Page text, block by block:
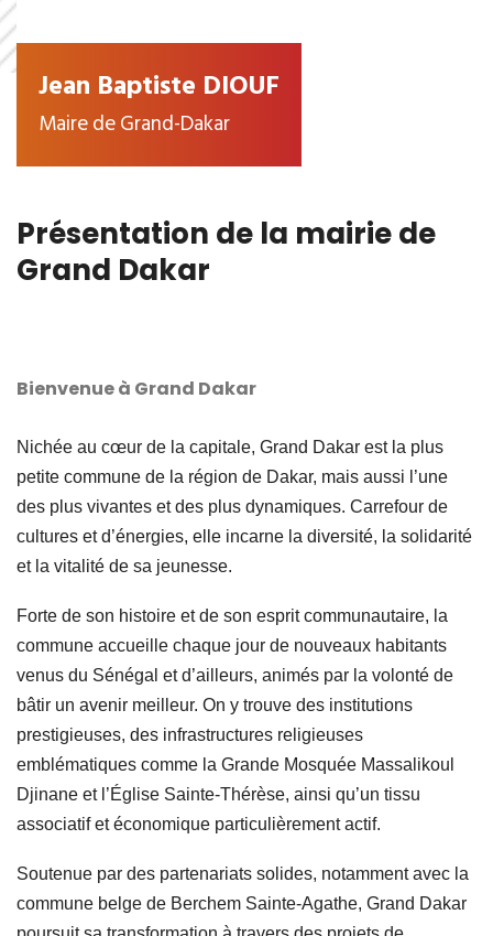
Jean Baptiste DIOUF
Maire de Grand-Dakar
Présentation de la mairie de
Grand Dakar
Bienvenue à Grand Dakar
Nichée au cœur de la capitale, Grand Dakar est la plus
petite commune de la région de Dakar, mais aussi l’une
des plus vivantes et des plus dynamiques. Carrefour de
cultures et d’énergies, elle incarne la diversité, la solidarité
et la vitalité de sa jeunesse.
Forte de son histoire et de son esprit communautaire, la
commune accueille chaque jour de nouveaux habitants
venus du Sénégal et d’ailleurs, animés par la volonté de
bâtir un avenir meilleur. On y trouve des institutions
prestigieuses, des infrastructures religieuses
emblématiques comme la Grande Mosquée Massalikoul
Djinane et l’Église Sainte-Thérèse, ainsi qu’un tissu
associatif et économique particulièrement actif.
Soutenue par des partenariats solides, notamment avec la
commune belge de Berchem Sainte-Agathe, Grand Dakar